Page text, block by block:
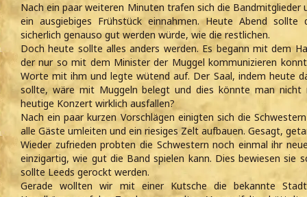
Nach ein paar weiteren Minuten trafen sich die Bandmitglieder
ein ausgiebiges Frühstück einnahmen. Heute Abend
sicherlich genauso gut werden würde, wie die restlichen.
Doch heute sollte alles anders werden. Es begann mit dem
der nur so mit dem Minister der Muggel kommunizieren
Worte mit ihm und legte wütend auf. Der Saal, indem heute
sollte, wäre mit Muggeln belegt und dies könnte man nicht
heutige Konzert wirklich ausfallen?
Nach ein paar kurzen Vorschlägen einigten sich die
alle Gäste umleiten und ein riesiges Zelt aufbauen. Gesagt,
Wieder zufrieden probten die Schwestern noch einmal ihr
einzigartig, wie gut die Band spielen kann. Dies bewiesen sie
sollte Leeds gerockt werden.
Gerade wollten wir mit einer Kutsche die bekannte